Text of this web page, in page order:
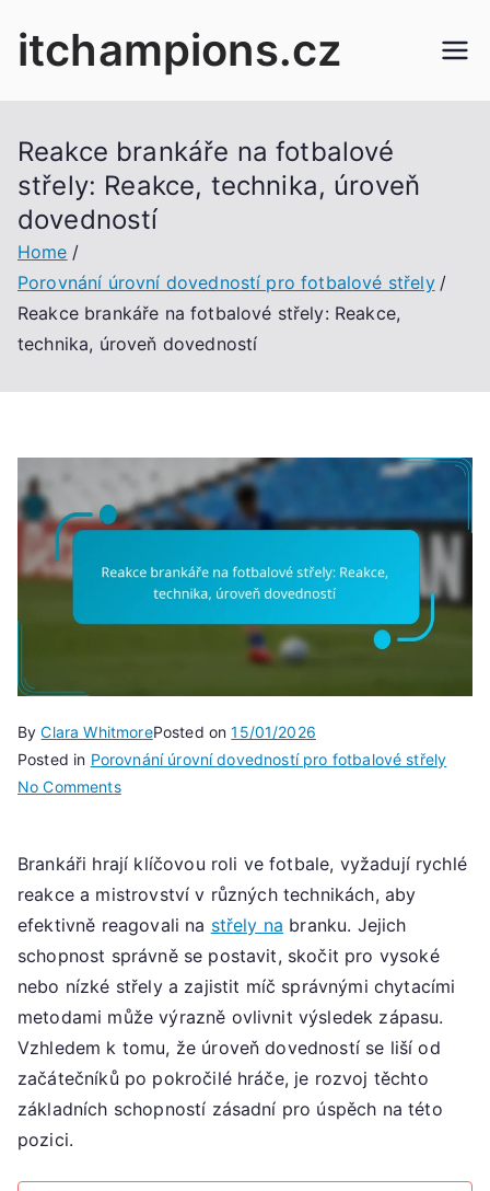
itchampions.cz
Reakce brankáře na fotbalové
střely: Reakce, technika, úroveň
dovedností
Home
Porovnání úrovní dovedností pro fotbalové střely
Reakce brankáře na fotbalové střely: Reakce,
technika, úroveň dovedností
ByClara WhitmorePosted on15/01/2026
Posted in Porovnání úrovní dovedností pro fotbalové střely
No Commentson
na
fotbalové
střely:
Reakce,
technika,
úroveň
dovedností
Brankáři hrají klíčovou roli ve fotbale, vyžadují rychlé
reakce a mistrovství v různých technikách, aby
efektivně reagovali na střely na branku. Jejich
schopnost správně se postavit, skočit pro vysoké
nebo nízké střely a zajistit míč správnými chytacími
metodami může výrazně ovlivnit výsledek zápasu.
Vzhledem k tomu, že úroveň dovedností se liší od
začátečníků po pokročilé hráče, je rozvoj těchto
základních schopností zásadní pro úspěch na této
pozici.